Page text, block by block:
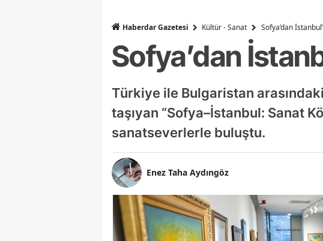
Haberdar Gazetesi Kültür - Sanat Sofya’dan
Sofya’dan
Türkiye ile Bulgaristan
taşıyan “Sofya–İstanbul: Sanat
sanatseverlerle buluştu.
Enez Taha Aydıngöz